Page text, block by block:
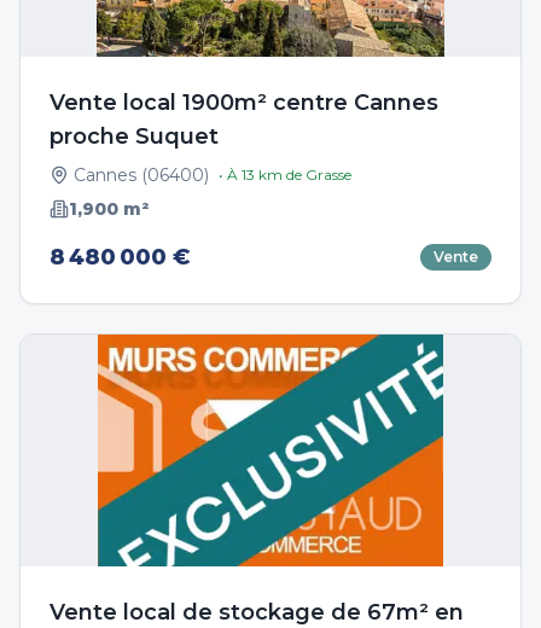
Vente local 1900m² centre Cannes
proche Suquet
Cannes (06400) • À 13 km de Grasse
1,900 m²
8 480 000 € Vente
Vente local de stockage de 67m² en